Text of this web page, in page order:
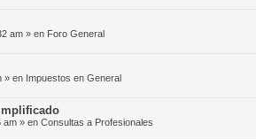
am » en Foro General
» en Impuestos en General
am » en Consultas a Profesionales